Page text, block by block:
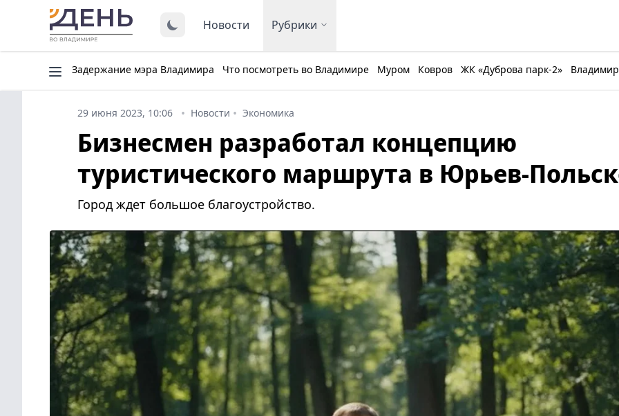
Новости Рубрики
Задержание мэра Владимира Что посмотреть во Владимире Муром Ковров ЖК «Дуброва парк-2»
29 июня 2023, 10:06 Новости Экономика
Бизнесмен разработал концепцию
туристического маршрута в Юрьев-
Город ждет большое благоустройство.